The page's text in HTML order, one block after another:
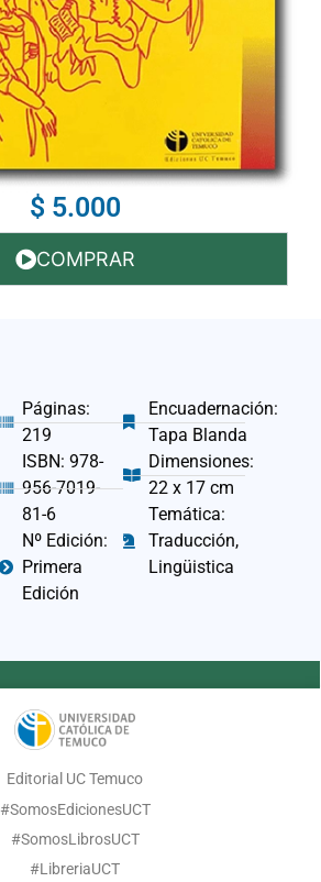
$ 5.000
COMPRAR
Páginas:
219
ISBN: 978-
956-7019-
81-6
Nº Edición:
Primera
Edición
Encuadernación:
Tapa Blanda
Dimensiones:
22 x 17 cm
Temática:
Traducción,
Lingüistica
Editorial UC Temuco
#SomosEdicionesUCT
#SomosLibrosUCT
#LibreriaUCT